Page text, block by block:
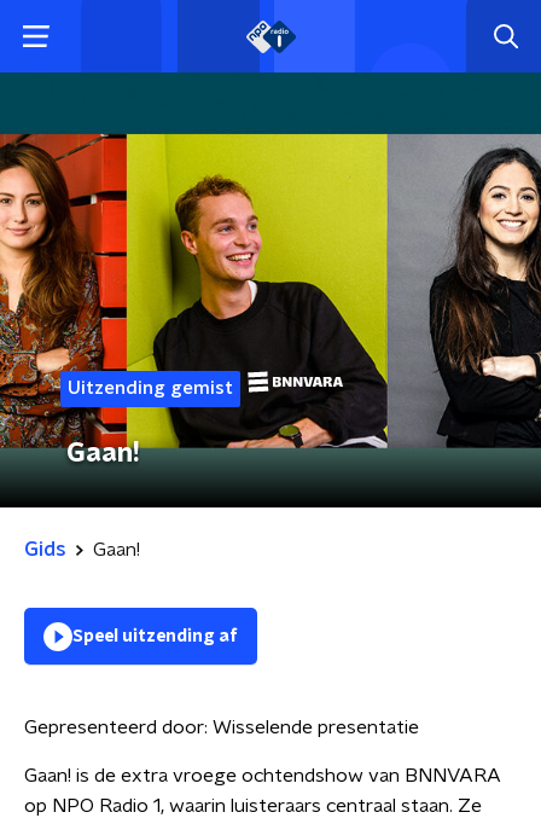
Uitzending gemist
Gaan!
Gids Gaan!
Speel uitzending af
Gepresenteerd door: Wisselende presentatie
Gaan! is de extra vroege ochtendshow van BNNVARA
op NPO Radio 1, waarin luisteraars centraal staan. Ze